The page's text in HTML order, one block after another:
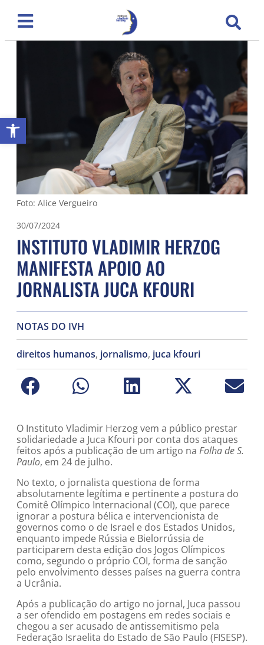
Abrir a barra de ferramentas
Foto: Alice Vergueiro
30/07/2024
INSTITUTO VLADIMIR HERZOG
MANIFESTA APOIO AO
JORNALISTA JUCA KFOURI
NOTAS DO IVH
direitos humanos, jornalismo, juca kfouri
O Instituto Vladimir Herzog vem a público prestar
solidariedade a Juca Kfouri por conta dos ataques
feitos após a publicação de um artigo na Folha de S.
Paulo, em 24 de julho.
No texto, o jornalista questiona de forma
absolutamente legítima e pertinente a postura do
Comitê Olímpico Internacional (COI), que parece
ignorar a postura bélica e intervencionista de
governos como o de Israel e dos Estados Unidos,
enquanto impede Rússia e Bielorrússia de
participarem desta edição dos Jogos Olímpicos
como, segundo o próprio COI, forma de sanção
pelo envolvimento desses países na guerra contra
a Ucrânia.
Após a publicação do artigo no jornal, Juca passou
a ser ofendido em postagens em redes sociais e
chegou a ser acusado de antissemitismo pela
Federação Israelita do Estado de São Paulo (FISESP).